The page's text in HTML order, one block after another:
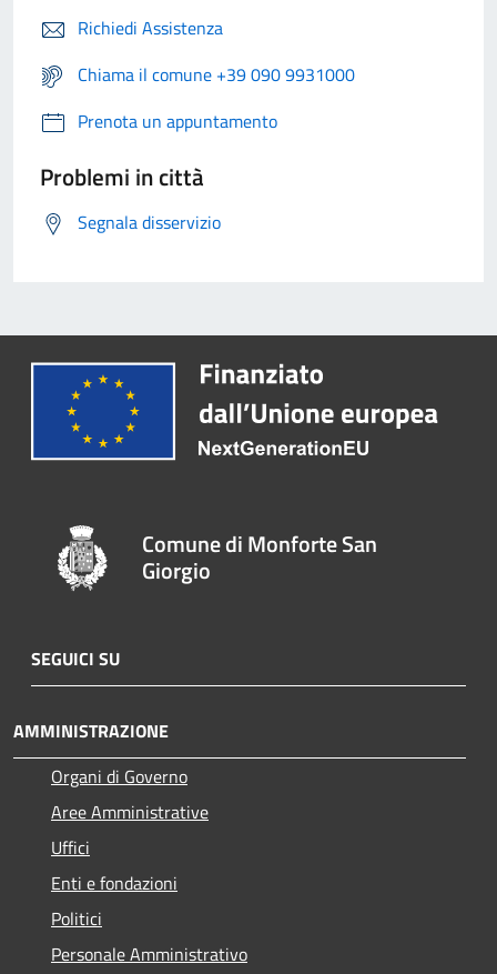
Richiedi Assistenza
Chiama il comune +39 090 9931000
Prenota un appuntamento
Problemi in città
Segnala disservizio
Comune di Monforte San
Giorgio
SEGUICI SU
AMMINISTRAZIONE
Organi di Governo
Aree Amministrative
Uffici
Enti e fondazioni
Politici
Personale Amministrativo